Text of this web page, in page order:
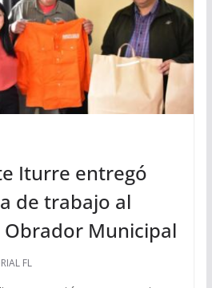
Iturre entregó
de trabajo al
Municipal
FL